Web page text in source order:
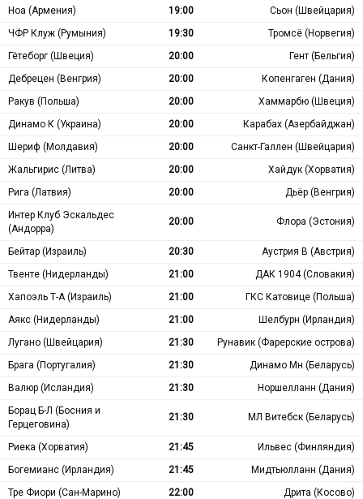
Ноа (Армения)
19:00
Сьон (Швейцария)
ЧФР Клуж (Румыния)
19:30
Тромсё (Норвегия)
Гётеборг (Швеция)
20:00
Гент (Бельгия)
Дебрецен (Венгрия)
20:00
Копенгаген (Дания)
Ракув (Польша)
20:00
Хаммарбю (Швеция)
Динамо К (Украина)
20:00
Карабах (Азербайджан)
Шериф (Молдавия)
20:00
Санкт-Галлен (Швейцария)
Жальгирис (Литва)
20:00
Хайдук (Хорватия)
Рига (Латвия)
20:00
Дьёр (Венгрия)
Интер Клуб Эскальдес
(Андорра)
20:00 Флора (Эстония)
Бейтар (Израиль) 20:30
Аустрия В (Австрия)
Твенте (Нидерланды)
21:00
ДАК 1904 (Словакия)
Хапоэль Т-А (Израиль)
21:00
ГКС Катовице (Польша)
Аякс (Нидерланды)
21:00
Шелбурн (Ирландия)
Лугано (Швейцария)
21:30
Рунавик (Фарерские острова)
Брага (Португалия)
21:30
Динамо Мн (Беларусь)
Валюр (Исландия)
21:30
Норшелланн (Дания)
Борац Б-Л (Босния и
Герцеговина)
21:30 МЛ Витебск (Беларусь)
Риека (Хорватия) 21:45
Ильвес (Финляндия)
Богемианс (Ирландия)
21:45
Мидтьюлланн (Дания)
Тре Фиори (Сан-Марино)
22:00
Дрита (Косово)